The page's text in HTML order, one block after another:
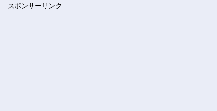
スポンサーリンク